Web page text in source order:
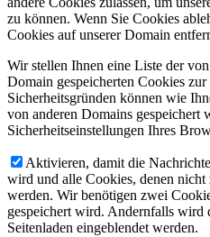
zu können. Wenn Sie Cookies
Cookies auf unserer Domain
Wir stellen Ihnen eine Liste der
Domain gespeicherten Cookies
Sicherheitsgründen können wie
von anderen Domains gespeichert
Sicherheitseinstellungen Ihres
Aktivieren, damit die
wird und alle Cookies, denen
werden. Wir benötigen zwei
gespeichert wird. Andernfalls wird
Seitenladen eingeblendet werden.